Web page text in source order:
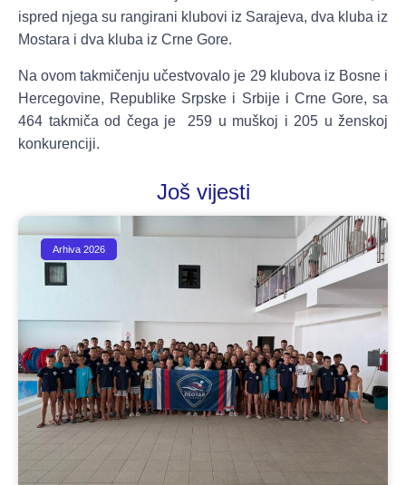
ispred njega su rangirani klubovi iz Sarajeva, dva kluba iz
Mostara i dva kluba iz Crne Gore.
Na ovom takmičenju učestvovalo je 29 klubova iz Bosne i
Hercegovine, Republike Srpske i Srbije i Crne Gore, sa
464 takmiča od čega je 259 u muškoj i 205 u ženskoj
konkurenciji.
Još vijesti
Arhiva 2026